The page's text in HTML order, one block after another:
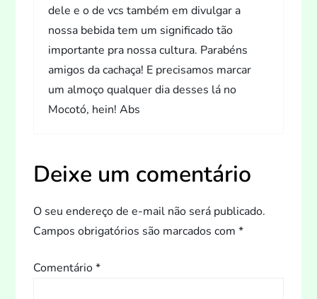
dele e o de vcs também em divulgar a
nossa bebida tem um significado tão
importante pra nossa cultura. Parabéns
amigos da cachaça! E precisamos marcar
um almoço qualquer dia desses lá no
Mocotó, hein! Abs
Deixe um comentário
O seu endereço de e-mail não será publicado.
Campos obrigatórios são marcados com*
Comentário*